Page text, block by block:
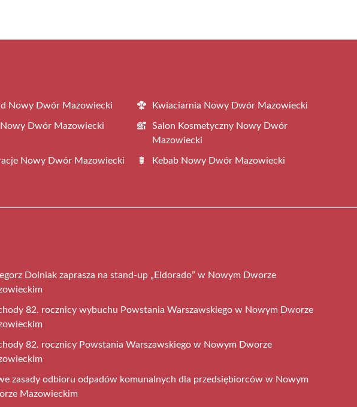
Nowy Dwór Mazowiecki Kwiaciarnia Nowy Dwór Mazowiecki
Nowy Dwór Mazowiecki
Salon Kosmetyczny Nowy Dwór
Mazowiecki
Nowy Dwór Mazowiecki Kebab Nowy Dwór Mazowiecki
Dolniak zaprasza na stand-up „Eldorado” w Nowym Dworze
82. rocznicy wybuchu Powstania Warszawskiego w Nowym Dworze
82. rocznicy Powstania Warszawskiego w Nowym Dworze
zasady odbioru odpadów komunalnych dla przedsiębiorców w Nowym
Mazowieckim